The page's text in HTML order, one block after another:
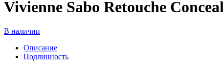
Vivienne Sabo Retouche
В наличии
Описание
Подлинность